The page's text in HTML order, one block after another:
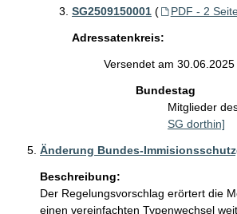
SG2509150001 ( PDF - 2
Adressatenkreis:
Versendet am 30.06.2025
Bundestag
Mitglieder
SG dorthin]
Änderung Bundes-
Beschreibung:
Der Regelungsvorschlag erörtert die
einen vereinfachten Typenwechsel